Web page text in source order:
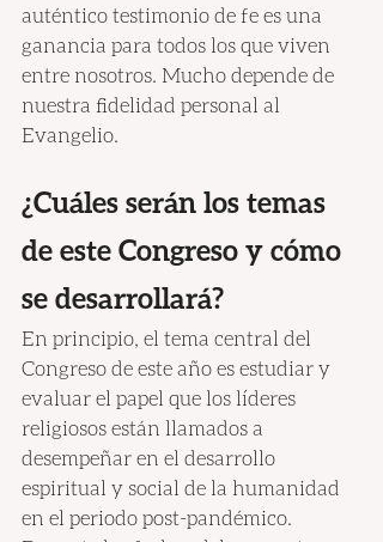
auténtico testimonio de fe es una
ganancia para todos los que viven
entre nosotros. Mucho depende de
nuestra fidelidad personal al
Evangelio.
¿Cuáles serán los temas
de este Congreso y cómo
se desarrollará?
En principio, el tema central del
Congreso de este año es estudiar y
evaluar el papel que los líderes
religiosos están llamados a
desempeñar en el desarrollo
espiritual y social de la humanidad
en el periodo post-pandémico.